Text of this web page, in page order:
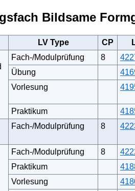
Bildsame
LV Type CP
Fach-/Modulprüfung 8
Übung
Vorlesung
Praktikum
Fach-/Modulprüfung 8
Fach-/Modulprüfung 8
Praktikum
Vorlesung